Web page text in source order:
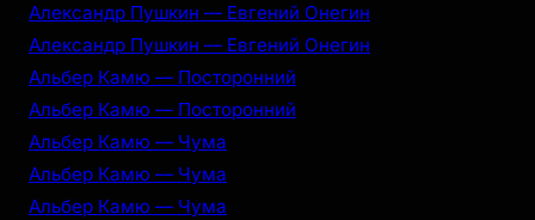
Александр Пушкин — Евгений Онегин
Александр Пушкин — Евгений Онегин
Альбер Камю — Посторонний
Альбер Камю — Посторонний
Альбер Камю — Чума
Альбер Камю — Чума
Альбер Камю — Чума